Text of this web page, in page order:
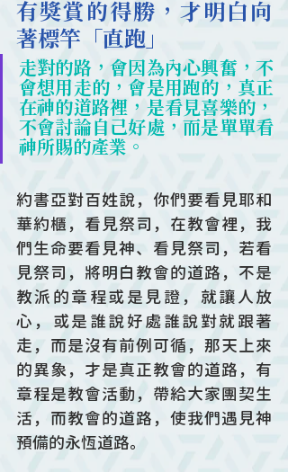
有獎賞的得勝，才明白向
著標竿「直跑」
走對的路，會因為內心興奮，不
會想用走的，會是用跑的，真正
在神的道路裡，是看見喜樂的，
不會討論自己好處，而是單單看
神所賜的產業。
約書亞對百姓說，你們要看見耶和
華約櫃，看見祭司，在教會裡，我
們生命要看見神、看見祭司，若看
見祭司，將明白教會的道路，不是
教派的章程或是見證，就讓人放
心，或是誰說好處誰說對就跟著
走，而是沒有前例可循，那天上來
的異象，才是真正教會的道路，有
章程是教會活動，帶給大家團契生
活，而教會的道路，使我們遇見神
預備的永恆道路。